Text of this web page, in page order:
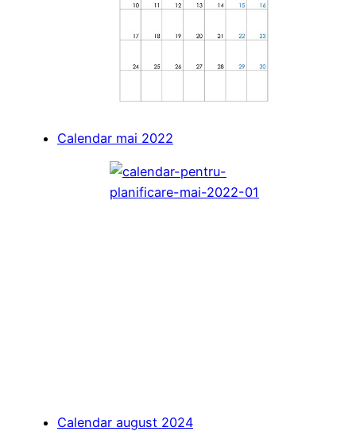
Calendar mai 2022
Calendar august 2024